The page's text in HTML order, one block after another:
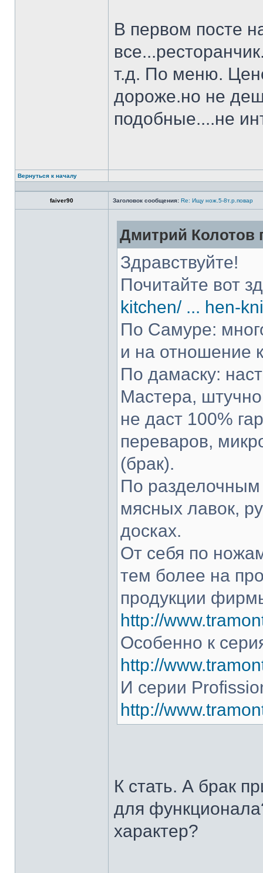
В первом посте
т.д. По меню.
дороже.но не
подобные....не
Вернуться к началу
faiver90 Заголовок сообщения: Re: Ищу нож.5-8т.р.повар
Дмитрий Колотов
Здравствуйте!
Почитайте вот
kitchen/ ... hen-
По Самуре:
и на отношение
По дамаску:
Мастера,
не даст 100%
переваров,
(брак).
По разделочным
мясных лавок,
досках.
От себя по
тем более на
продукции
http://
Особенно к
http://
И серии
http://
К стать. А брак
для
характер?